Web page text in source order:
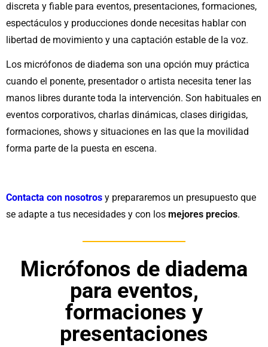
discreta y fiable para eventos, presentaciones, formaciones,
espectáculos y producciones donde necesitas hablar con
libertad de movimiento y una captación estable de la voz.
Los micrófonos de diadema son una opción muy práctica
cuando el ponente, presentador o artista necesita tener las
manos libres durante toda la intervención. Son habituales en
eventos corporativos, charlas dinámicas, clases dirigidas,
formaciones, shows y situaciones en las que la movilidad
forma parte de la puesta en escena.
Contacta con nosotros y prepararemos un presupuesto que
se adapte a tus necesidades y con los mejores precios.
Micrófonos de diadema
para eventos,
formaciones y
presentaciones